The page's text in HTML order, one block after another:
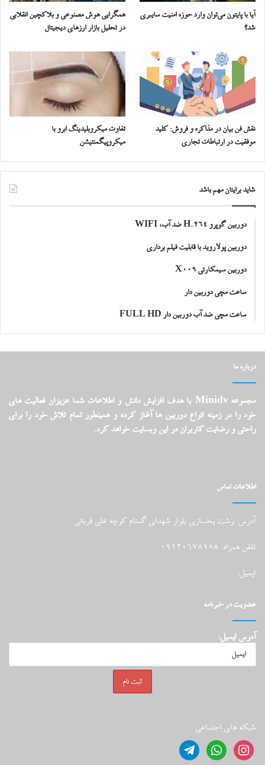
آیا با پایتون می‌توان وارد حوزه امنیت سایبری
شد؟
همگرایی هوش مصنوعی و بلاکچین انقلابی
در تحلیل بازار ارزهای دیجیتال
نقش فن بیان در مذاکره و فروش: کلید
موفقیت در ارتباطات تجاری
تفاوت میکروبلیدینگ ابرو با
میکروپیگمنتیشن
شاید برایتان مهم باشد
دوربین گوپرو H.264 ضد آب، WIFI
دوربین پولاروید با قابلیت فیلم برداری
دوربین سیمکارتی X009
ساعت مچی دوربین دار
ساعت مچی ضد آب دوربین دار FULL HD
درباره ما
مجموعه Minidv با هدف افزایش دانش و اطلاعات شما عزیزان فعالیت های
خود را در زمینه انواع دوربین ها آغاز کرده و همینطور تمام تلاش خود را برای
راحتی و رضایت کاربران در این وبسایت خواهد کرد.
اطلاعات تماس
آدرس: رشت یخسازی بلوار شهدای گمنام کوچه علی قربانی
تلفن همراه: 09120678958
ایمیل:
عضویت در خبرنامه
آدرس ایمیل:
شبکه های اجتماعی
instagram
whatsapp
telegram